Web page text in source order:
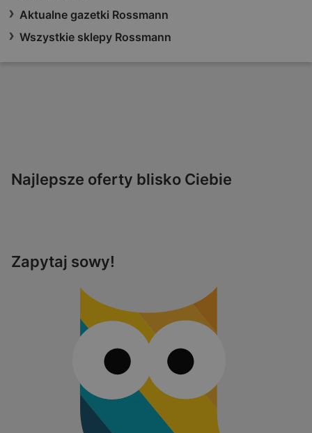
Aktualne gazetki Rossmann
Wszystkie sklepy Rossmann
Najlepsze oferty blisko Ciebie
Zapytaj sowy!